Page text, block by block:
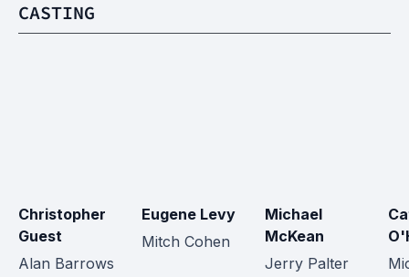
CASTING
Christopher
Guest
Alan Barrows
Eugene Levy
Mitch Cohen
Michael
McKean
Jerry Palter